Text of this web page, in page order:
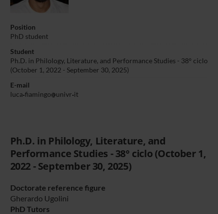
Position
PhD student
Student
Ph.D. in Philology, Literature, and Performance Studies - 38° ciclo
(October 1, 2022 - September 30, 2025)
E-mail
luca fiamingo univr it
Ph.D. in Philology, Literature, and
Performance Studies - 38° ciclo (October 1,
2022 - September 30, 2025)
Doctorate reference figure
Gherardo Ugolini
PhD Tutors